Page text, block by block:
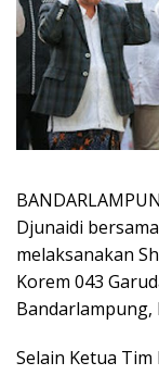
Djunaidi
melaksanakan
Korem 043
Bandarlampung,
Selain Ketua